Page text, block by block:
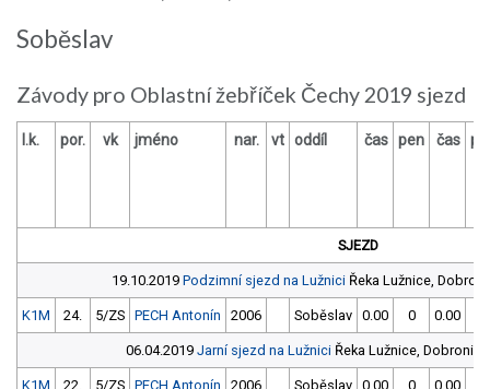
Soběslav
Závody pro Oblastní žebříček Čechy 2019 sjezd
l.k. por. vk jméno nar. vt oddíl čas pen čas
SJEZD
19.10.2019 Podzimní sjezd na LužniciŘeka Lužnice,
K1M 24. 5/ZS PECH Antonín 2006 Soběslav 0.00 0 0.00
06.04.2019 Jarní sjezd na LužniciŘeka Lužnice,
K1M 22. 5/ZS PECH Antonín 2006 Soběslav 0.00 0 0.00